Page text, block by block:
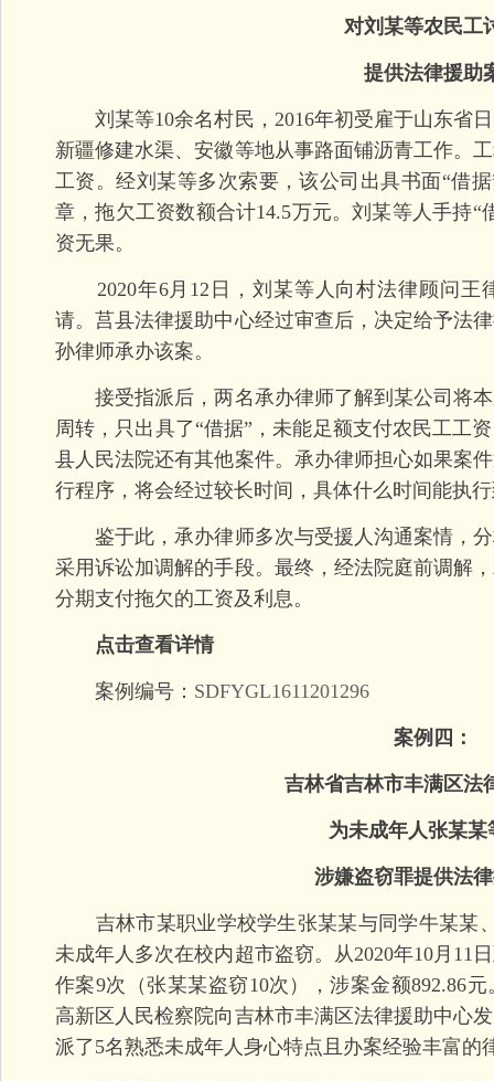
对刘某等农民工
提供法律援助
刘某等10余名村民，2016年初受雇于山东省
新疆修建水渠、安徽等地从事路面铺沥青工作。
工资。经刘某等多次索要，该公司出具书面“借
章，拖欠工资数额合计14.5万元。刘某等人手持“
资无果。
2020年6月12日，刘某等人向村法律顾问王
请。莒县法律援助中心经过审查后，决定给予法
孙律师承办该案。
接受指派后，两名承办律师了解到某公司将本
周转，只出具了“借据”，未能足额支付农民工工
县人民法院还有其他案件。承办律师担心如果案
行程序，将会经过较长时间，具体什么时间能执
鉴于此，承办律师多次与受援人沟通案情，分
采用诉讼加调解的手段。最终，经法院庭前调解
分期支付拖欠的工资及利息。
点击查看详情
案例编号： SDFYGL1611201296
案例四：
吉林省吉林市丰满区法
为未成年人张某某
涉嫌盗窃罪提供法
吉林市某职业学校学生张某某与同学牛某某
未成年人多次在校内超市盗窃。从2020年10月11
作案9次（张某某盗窃10次），涉案金额892.86
高新区人民检察院向吉林市丰满区法律援助中心
派了5名熟悉未成年人身心特点且办案经验丰富的